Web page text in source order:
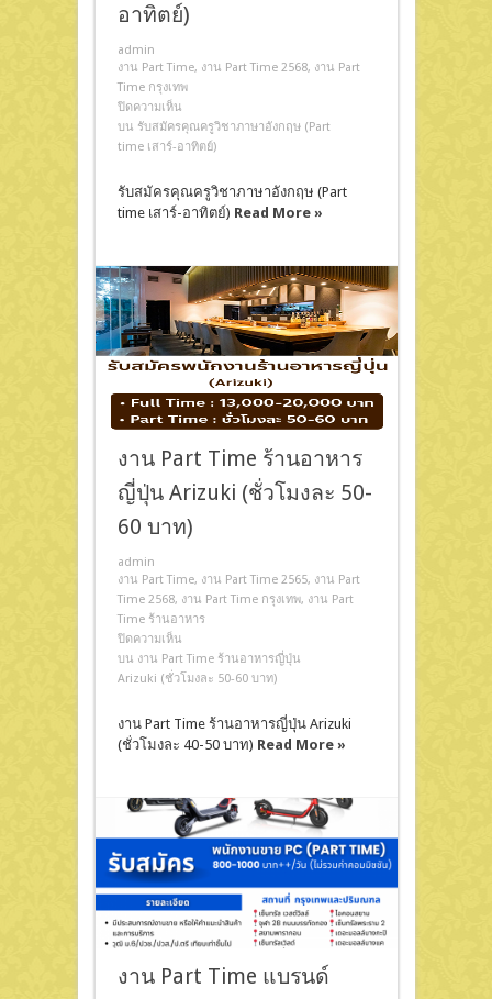
อาทิตย์)
admin
งาน Part Time, งาน Part Time 2568, งาน Part
Time กรุงเทพ
ปิดความเห็น
บน รับสมัครคุณครูวิชาภาษาอังกฤษ (Part
time เสาร์-อาทิตย์)
รับสมัครคุณครูวิชาภาษาอังกฤษ (Part
time เสาร์-อาทิตย์) Read More »
งาน Part Time ร้านอาหาร
ญี่ปุ่น Arizuki (ชั่วโมงละ 50-
60 บาท)
admin
งาน Part Time, งาน Part Time 2565, งาน Part
Time 2568, งาน Part Time กรุงเทพ, งาน Part
Time ร้านอาหาร
ปิดความเห็น
บน งาน Part Time ร้านอาหารญี่ปุ่น
Arizuki (ชั่วโมงละ 50-60 บาท)
งาน Part Time ร้านอาหารญี่ปุ่น Arizuki
(ชั่วโมงละ 40-50 บาท) Read More »
งาน Part Time แบรนด์